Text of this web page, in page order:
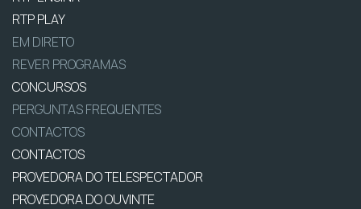
RTP PLAY
EM DIRETO
REVER PROGRAMAS
CONCURSOS
PERGUNTAS FREQUENTES
CONTACTOS
CONTACTOS
PROVEDORA DO TELESPECTADOR
PROVEDORA DO OUVINTE